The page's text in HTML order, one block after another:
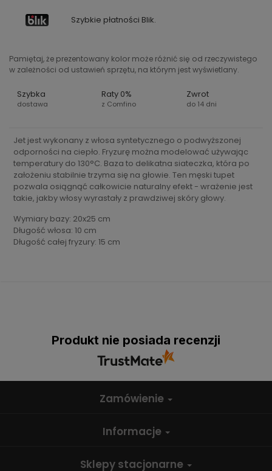
Szybkie płatności Blik.
Pamiętaj, że prezentowany kolor może różnić się od rzeczywistego
w zależności od ustawień sprzętu, na którym jest wyświetlany.
Szybka
dostawa
Raty 0%
z Comfino
Zwrot
do 14 dni
Jet jest wykonany z włosa syntetycznego o podwyższonej
odporności na ciepło. Fryzurę można modelować używając
temperatury do 130°C. Baza to delikatna siateczka, która po
założeniu stabilnie trzyma się na głowie. Ten męski tupet
pozwala osiągnąć całkowicie naturalny efekt - wrażenie jest
takie, jakby włosy wyrastały z prawdziwej skóry głowy.
Wymiary bazy: 20x25 cm
Długość włosa: 10 cm
Długość całej fryzury: 15 cm
Produkt nie posiada recenzji
Zamówienie
Informacje
Sklepy stacjonarne